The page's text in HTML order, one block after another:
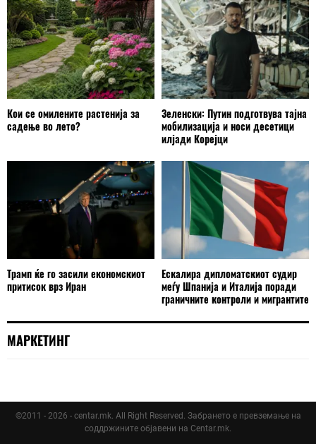
Кои се омилените растенија за
садење во лето?
Зеленски: Путин подготвува тајна
мобилизација и носи десетици
илјади Корејци
Трамп ќе го засили економскиот
притисок врз Иран
Ескалира дипломатскиот судир
меѓу Шпанија и Италија поради
граничните контроли и мигрантите
МАРКЕТИНГ
©2011 - 2026 - centar.mk. All Right Reserved. Забрането е превземање на
соддржините објавени на Centar.mk.